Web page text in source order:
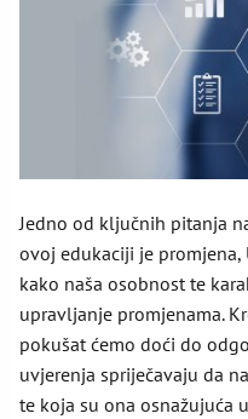
Jedno od ključnih pitanja
ovoj edukaciji je
kako naša osobnost te
upravljanje promjenama.
pokušat ćemo doći do
uvjerenja spriječavaju da
te koja su ona osnažujuća